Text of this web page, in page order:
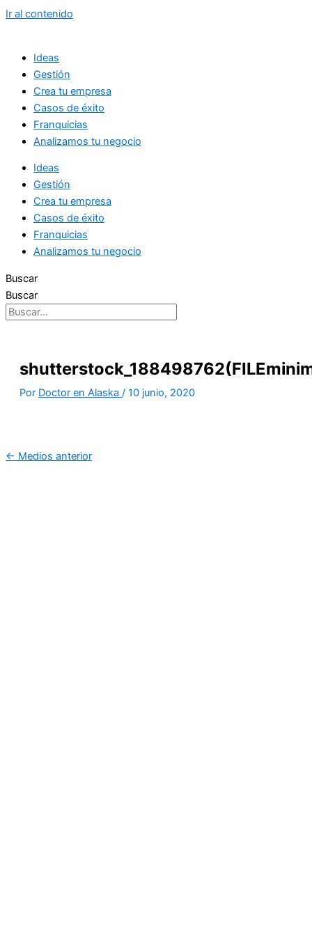
Ir al contenido
Ideas
Gestión
Crea tu empresa
Casos de éxito
Franquicias
Analizamos tu negocio
Ideas
Gestión
Crea tu empresa
Casos de éxito
Franquicias
Analizamos tu negocio
Buscar
Buscar
Por Doctor en Alaska / 10 junio, 2020
← Medios anterior